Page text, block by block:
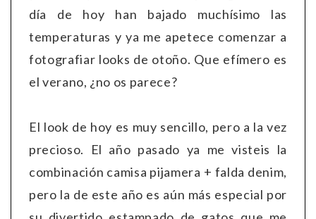
día de hoy han bajado muchísimo las
temperaturas y ya me apetece comenzar a
fotografiar looks de otoño. Que efímero es
el verano, ¿no os parece?
El look de hoy es muy sencillo, pero a la vez
precioso. El año pasado ya me visteis la
combinación camisa pijamera + falda denim,
pero la de este año es aún más especial por